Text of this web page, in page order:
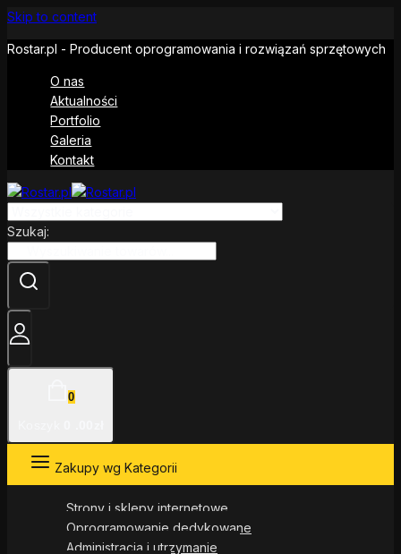
Skip to content
Rostar.pl - Producent oprogramowania i rozwiązań sprzętowych
O nas
Aktualności
Portfolio
Galeria
Kontakt
Szukaj:
0
Zakupy wg Kategorii
Strony i sklepy internetowe
Oprogramowanie dedykowane
Administracja i utrzymanie